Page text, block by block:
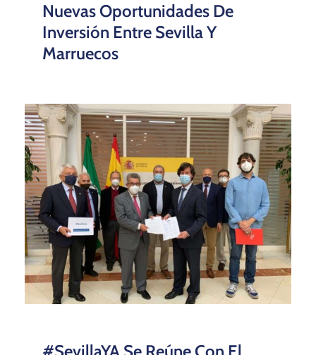
Nuevas Oportunidades De
Inversión Entre Sevilla Y
Marruecos
#SevillaYA Se Reúne Con El